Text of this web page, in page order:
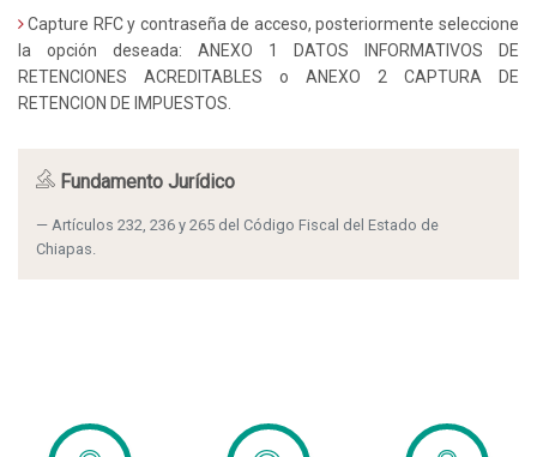
Capture RFC y contraseña de acceso, posteriormente seleccione
la opción deseada: ANEXO 1 DATOS INFORMATIVOS DE
RETENCIONES ACREDITABLES o ANEXO 2 CAPTURA DE
RETENCION DE IMPUESTOS.
Fundamento Jurídico
Artículos 232, 236 y 265 del Código Fiscal del Estado de
Chiapas.